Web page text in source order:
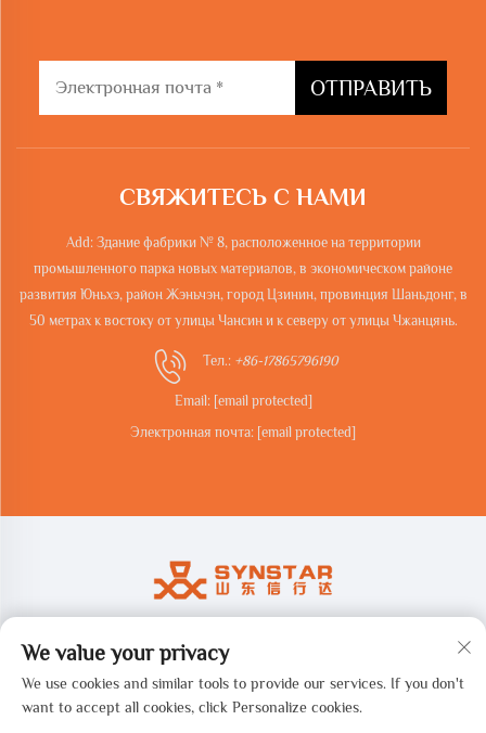
ОТПРАВИТЬ
СВЯЖИТЕСЬ С НАМИ
Add: Здание фабрики № 8, расположенное на территории
промышленного парка новых материалов, в экономическом районе
развития Юньхэ, район Жэньчэн, город Цзинин, провинция Шаньдонг, в
50 метрах к востоку от улицы Чансин и к северу от улицы Чжанцянь.
Тел.: +86-17865796190
Email: [email protected]
Электронная почта: [email protected]
Авторские права © 2026 Shandong synstar Intelligent Technology
We value your privacy
We use cookies and similar tools to provide our services. If you don't
want to accept all cookies, click Personalize cookies.